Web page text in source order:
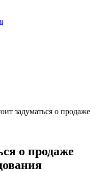
задуматься о продаже
о продаже